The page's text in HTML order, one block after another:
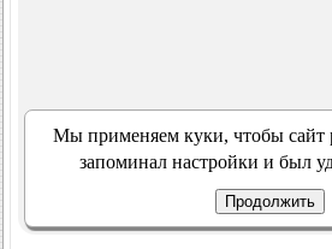
Мы применяем куки, чтобы сайт
запоминал настройки и был
Продолжить